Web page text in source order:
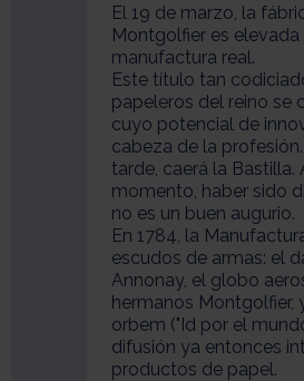
El 19 de marzo, la
Montgolfier es
manufactura real.
Este título tan
papeleros del reino se
cuyo potencial de
cabeza de la
tarde, caerá la Bastilla.
momento, haber sido
no es un buen augurio.
En 1784, la
escudos de armas: el
Annonay, el globo
hermanos Montgolfier,
orbem ("Id por el
difusión ya entonces
productos de papel.